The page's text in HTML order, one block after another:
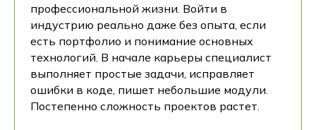
профессиональной жизни. Войти в
индустрию реально даже без опыта, если
есть портфолио и понимание основных
технологий. В начале карьеры специалист
выполняет простые задачи, исправляет
ошибки в коде, пишет небольшие модули.
Постепенно сложность проектов растет.